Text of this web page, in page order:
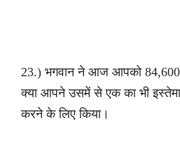
23.) भगवान ने आज आपको 84,600
क्या आपने उसमें से एक का भी
करने के लिए किया।